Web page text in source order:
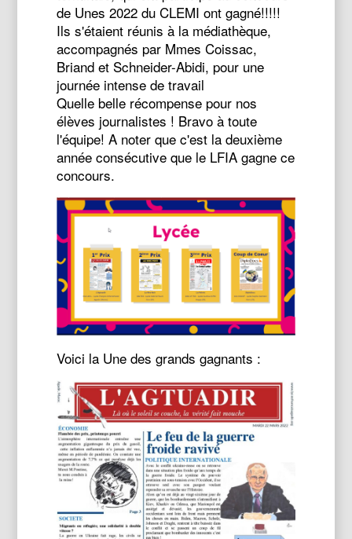
de Unes 2022 du CLEMI ont gagné!!!!!
Ils s'étaient réunis à la médiathèque,
accompagnés par Mmes Coissac,
Briand et Schneider-Abidi, pour une
journée intense de travail
Quelle belle récompense pour nos
élèves journalistes ! Bravo à toute
l'équipe! A noter que c'est la deuxième
année consécutive que le LFIA gagne ce
concours.
Voici la Une des grands gagnants :